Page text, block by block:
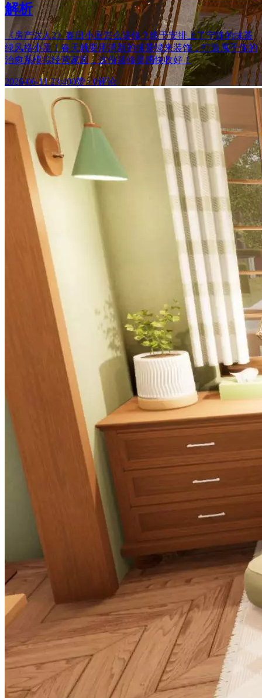
解析
《房产达人2》春日小屋怎么装修？终于安排上了宁静的抹茶
绿风格小屋！春天就要用清新的抹茶绿来装饰，打造属于你的
治愈系模拟经营家园，这份装修灵感快收好！
2026-06-11 23:400赞·0评论